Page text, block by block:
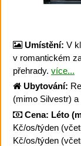
Umístění: V
v romantickém
přehrady. více...
Ubytování:
(mimo Silvestr)
Cena: Léto
Kč/os/týden
Kč/os/týden